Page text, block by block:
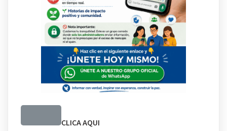
CLICA AQUI